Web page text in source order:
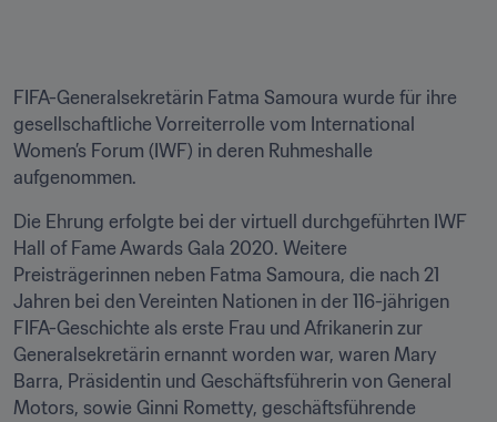
FIFA-Generalsekretärin Fatma Samoura wurde für ihre
gesellschaftliche Vorreiterrolle vom International
Women’s Forum (IWF) in deren Ruhmeshalle
aufgenommen.
Die Ehrung erfolgte bei der virtuell durchgeführten IWF
Hall of Fame Awards Gala 2020. Weitere
Preisträgerinnen neben Fatma Samoura, die nach 21
Jahren bei den Vereinten Nationen in der 116-jährigen
FIFA-Geschichte als erste Frau und Afrikanerin zur
Generalsekretärin ernannt worden war, waren Mary
Barra, Präsidentin und Geschäftsführerin von General
Motors, sowie Ginni Rometty, geschäftsführende